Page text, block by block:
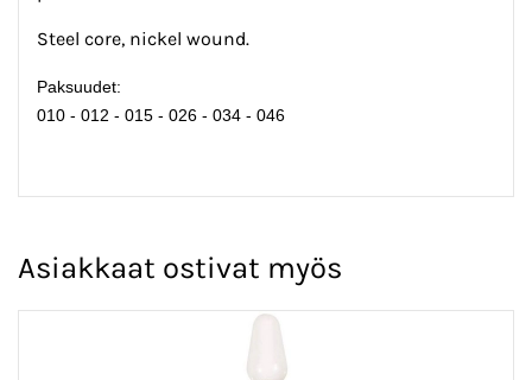
Steel core, nickel wound.
Paksuudet:
010 - 012 - 015 - 026 - 034 - 046
Asiakkaat ostivat myös